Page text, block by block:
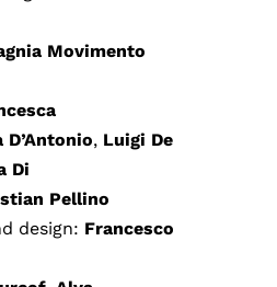
Movimento
D’Antonio, Luigi De
Di
Pellino
design: Francesco